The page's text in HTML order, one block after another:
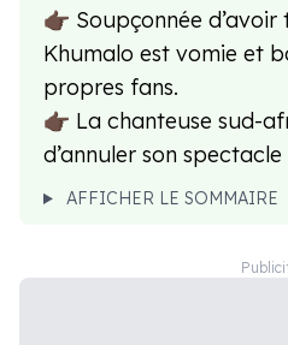
👉🏿 Soupçonnée
Khumalo est vomie et
propres fans.
👉🏿 La chanteuse sud-
d’annuler son
AFFICHER LE SOMMAIRE